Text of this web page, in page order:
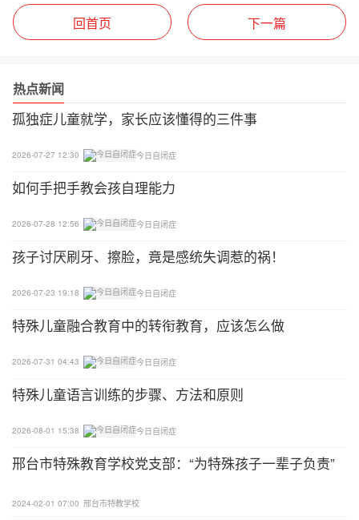
了。
在大家对孩子进行强化时，强化物可以选择当下更加
流行的强化物哟~
回首页 下一篇
热点新闻
孤独症儿童就学，家长应该懂得的三件事
2026-07-27 12:30 今日自闭症
如何手把手教会孩自理能力
2026-07-28 12:56 今日自闭症
孩子讨厌刷牙、擦脸，竟是感统失调惹的祸！
2026-07-23 19:18 今日自闭症
特殊儿童融合教育中的转衔教育，应该怎么做
2026-07-31 04:43 今日自闭症
特殊儿童语言训练的步骤、方法和原则
2026-08-01 15:38 今日自闭症
邢台市特殊教育学校党支部：“为特殊孩子一辈子负责”
2024-02-01 07:00 邢台市特教学校